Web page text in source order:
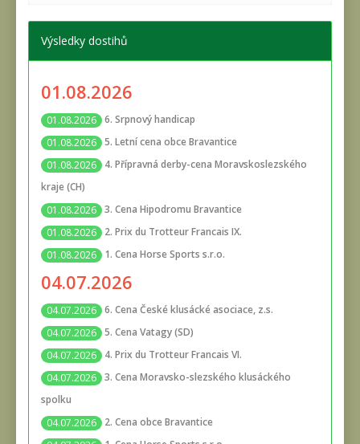
Výsledky dostihů
01.08.2026
01.08.2026 6. Srpnový handicap
01.08.2026 5. Letní cena obce Bravantice
01.08.2026
4. Přípravná derby-cena Moravskoslezského
kraje (CH)
01.08.2026 3. Cena Hipodromu Bravantice
01.08.2026
2. Prix du Trotteur Francais IX.
01.08.2026
1. Cena Horse Sports s.r.o.
04.07.2026
04.07.2026 6. Cena České klusácké asociace, z.s.
04.07.2026 5. Cena Vatagy (SD)
04.07.2026
4. Prix du Trotteur Francais VI.
04.07.2026 3. Cena Moravsko-slezského klusáckého
spolku
04.07.2026
2. Cena obce Bravantice